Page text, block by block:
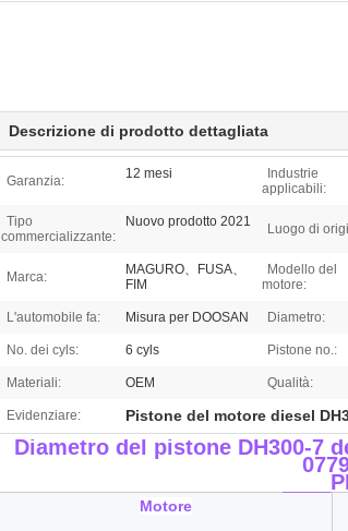
Descrizione di prodotto dettagliata
Garanzia: 12 mesi
Industrie
applicabili:
Tipo
commercializzante:
Nuovo prodotto 2021 Luogo di
Marca:
MAGURO、FUSA、
FIM
Modello del
motore:
L'automobile fa: Misura per DOOSAN Diametro:
No. dei cyls: 6 cyls Pistone no.:
Materiali: OEM Qualità:
Evidenziare: Pistone del motore diesel
Diametro del pistone DH300-7
Motore